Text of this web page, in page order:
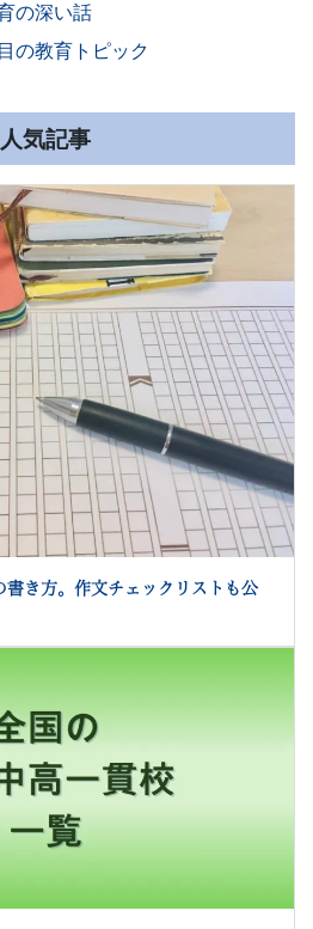
の深い話
の教育トピック
人気記事
書き方。作文チェックリストも公